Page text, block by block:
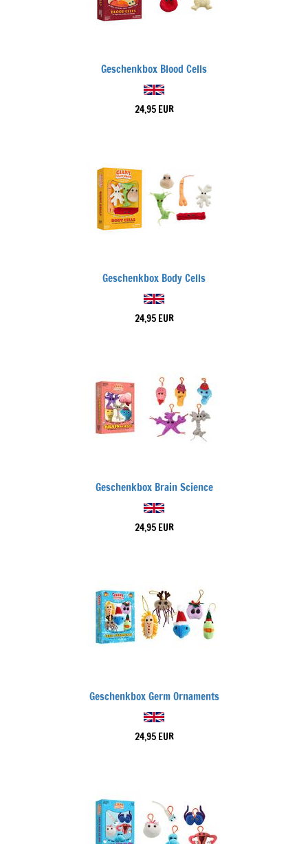
Geschenkbox Blood Cells
24,95 EUR
Geschenkbox Body Cells
24,95 EUR
Geschenkbox Brain Science
24,95 EUR
Geschenkbox Germ Ornaments
24,95 EUR